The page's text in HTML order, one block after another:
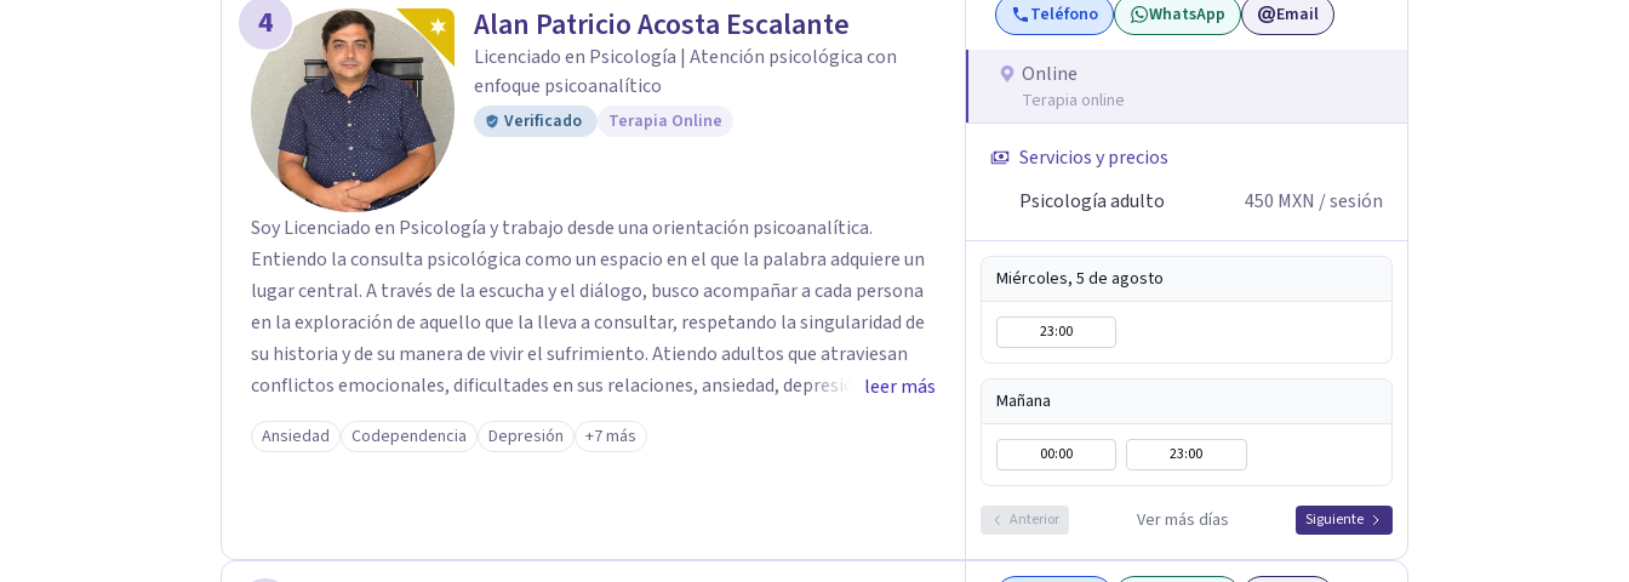
4 Alan Patricio Acosta Escalante
Licenciado en Psicología | Atención psicológica con
enfoque psicoanalítico
Verificado Terapia Online
Soy Licenciado en Psicología y trabajo desde una orientación psicoanalítica.
Entiendo la consulta psicológica como un espacio en el que la palabra adquiere un
lugar central. A través de la escucha y el diálogo, busco acompañar a cada persona
en la exploración de aquello que la lleva a consultar, respetando la singularidad de
su historia y de su manera de vivir el sufrimiento. Atiendo adultos que atraviesan
conflictos emocionales, dificultades en sus relaciones, ansiedad, depresión, duelos
o momentos de crisis. Como parte de mi compromiso con una formación continua,
actualmente curso una Maestría en Psicoterapia Psicoanalítica, fortaleciendo mi
leer más
Ansiedad Codependencia Depresión +7 más
Teléfono WhatsApp Email
Online
Terapia online
Servicios y precios
Psicología adulto
450 MXN / sesión
Miércoles, 5 de agosto
23:00
Mañana
00:00 23:00
Anterior Ver más días Siguiente